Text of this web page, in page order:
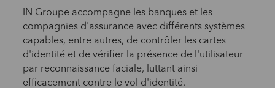
IN Groupe accompagne les banques et les
compagnies d'assurance avec différents systèmes
capables, entre autres, de contrôler les cartes
d'identité et de vérifier la présence de l'utilisateur
par reconnaissance faciale, luttant ainsi
efficacement contre le vol d'identité.